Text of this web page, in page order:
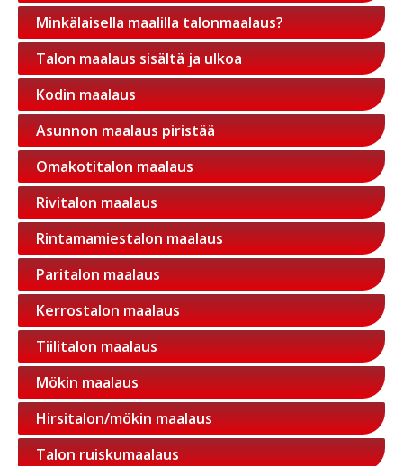
Minkälaisella maalilla talonmaalaus?
Talon maalaus sisältä ja ulkoa
Kodin maalaus
Asunnon maalaus piristää
Omakotitalon maalaus
Rivitalon maalaus
Rintamamiestalon maalaus
Paritalon maalaus
Kerrostalon maalaus
Tiilitalon maalaus
Mökin maalaus
Hirsitalon/mökin maalaus
Talon ruiskumaalaus